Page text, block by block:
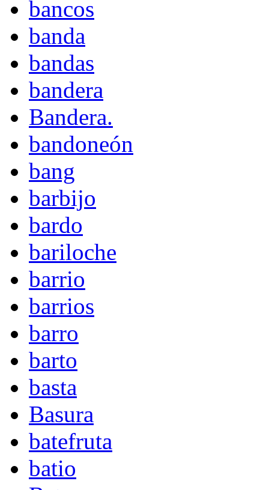
bancos
banda
bandas
bandera
Bandera.
bandoneón
bang
barbijo
bardo
bariloche
barrio
barrios
barro
barto
basta
Basura
batefruta
batio